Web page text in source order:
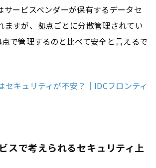
サービスベンダーが保有するデータセ
ますが、拠点ごとに分散管理されてい
で管理するのと比べて安全と言えるで
セキュリティが不安？｜IDCフロンティ
スで考えられるセキュリティ上